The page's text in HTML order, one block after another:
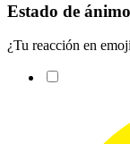
Estado de ánimo
¿Tu reacción en